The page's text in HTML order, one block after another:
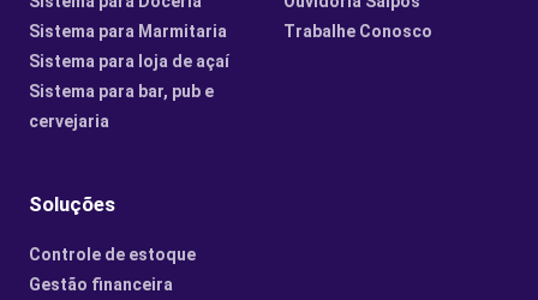
Sistema para Marmitaria
Sistema para loja de açaí
Sistema para bar, pub e
cervejaria
Trabalhe Conosco
Soluções
Controle de estoque
Gestão financeira